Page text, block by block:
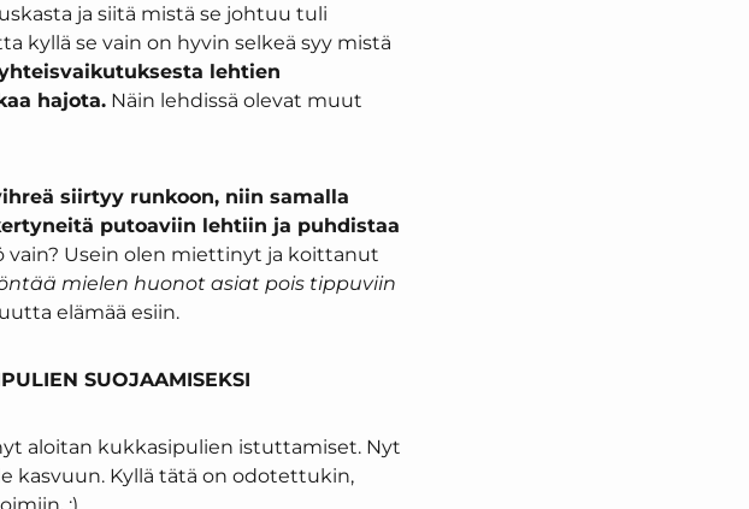
ja siitä mistä se johtuu tuli
kyllä se vain on hyvin selkeä syy mistä
lehtien
hajota. Näin lehdissä olevat muut
siirtyy runkoon, niin samalla
putoaviin lehtiin ja puhdistaa
vain? Usein olen miettinyt ja koittanut
mielen huonot asiat pois tippuviin
elämää esiin.
SUOJAAMISEKSI
aloitan kukkasipulien istuttamiset. Nyt
kasvuun. Kyllä tätä on odotettukin,
:)